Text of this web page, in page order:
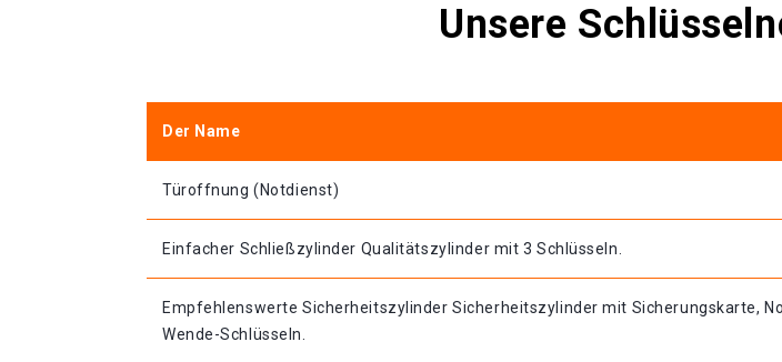
Unsere
Der Name
Türoffnung (Notdienst)
Einfacher Schließzylinder Qualitätszylinder mit 3 Schlüsseln.
Empfehlenswerte Sicherheitszylinder Sicherheitszylinder mit Sicherungskarte,
Wende-Schlüsseln.